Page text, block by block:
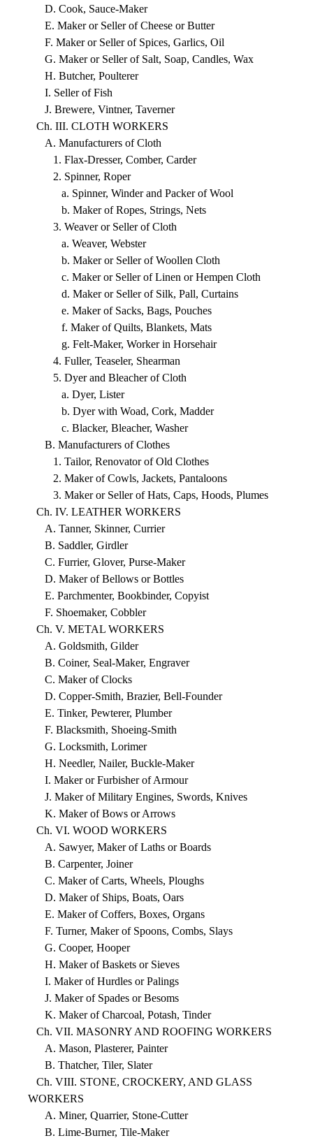
D. Cook, Sauce-Maker
E. Maker or Seller of Cheese or Butter
F. Maker or Seller of Spices, Garlics, Oil
G. Maker or Seller of Salt, Soap, Candles, Wax
H. Butcher, Poulterer
I. Seller of Fish
J. Brewere, Vintner, Taverner
Ch. III. CLOTH WORKERS
A. Manufacturers of Cloth
1. Flax-Dresser, Comber, Carder
2. Spinner, Roper
a. Spinner, Winder and Packer of Wool
b. Maker of Ropes, Strings, Nets
3. Weaver or Seller of Cloth
a. Weaver, Webster
b. Maker or Seller of Woollen Cloth
c. Maker or Seller of Linen or Hempen Cloth
d. Maker or Seller of Silk, Pall, Curtains
e. Maker of Sacks, Bags, Pouches
f. Maker of Quilts, Blankets, Mats
g. Felt-Maker, Worker in Horsehair
4. Fuller, Teaseler, Shearman
5. Dyer and Bleacher of Cloth
a. Dyer, Lister
b. Dyer with Woad, Cork, Madder
c. Blacker, Bleacher, Washer
B. Manufacturers of Clothes
1. Tailor, Renovator of Old Clothes
2. Maker of Cowls, Jackets, Pantaloons
3. Maker or Seller of Hats, Caps, Hoods, Plumes
Ch. IV. LEATHER WORKERS
A. Tanner, Skinner, Currier
B. Saddler, Girdler
C. Furrier, Glover, Purse-Maker
D. Maker of Bellows or Bottles
E. Parchmenter, Bookbinder, Copyist
F. Shoemaker, Cobbler
Ch. V. METAL WORKERS
A. Goldsmith, Gilder
B. Coiner, Seal-Maker, Engraver
C. Maker of Clocks
D. Copper-Smith, Brazier, Bell-Founder
E. Tinker, Pewterer, Plumber
F. Blacksmith, Shoeing-Smith
G. Locksmith, Lorimer
H. Needler, Nailer, Buckle-Maker
I. Maker or Furbisher of Armour
J. Maker of Military Engines, Swords, Knives
K. Maker of Bows or Arrows
Ch. VI. WOOD WORKERS
A. Sawyer, Maker of Laths or Boards
B. Carpenter, Joiner
C. Maker of Carts, Wheels, Ploughs
D. Maker of Ships, Boats, Oars
E. Maker of Coffers, Boxes, Organs
F. Turner, Maker of Spoons, Combs, Slays
G. Cooper, Hooper
H. Maker of Baskets or Sieves
I. Maker of Hurdles or Palings
J. Maker of Spades or Besoms
K. Maker of Charcoal, Potash, Tinder
Ch. VII. MASONRY AND ROOFING WORKERS
A. Mason, Plasterer, Painter
B. Thatcher, Tiler, Slater
Ch. VIII. STONE, CROCKERY, AND GLASS
WORKERS
A. Miner, Quarrier, Stone-Cutter
B. Lime-Burner, Tile-Maker